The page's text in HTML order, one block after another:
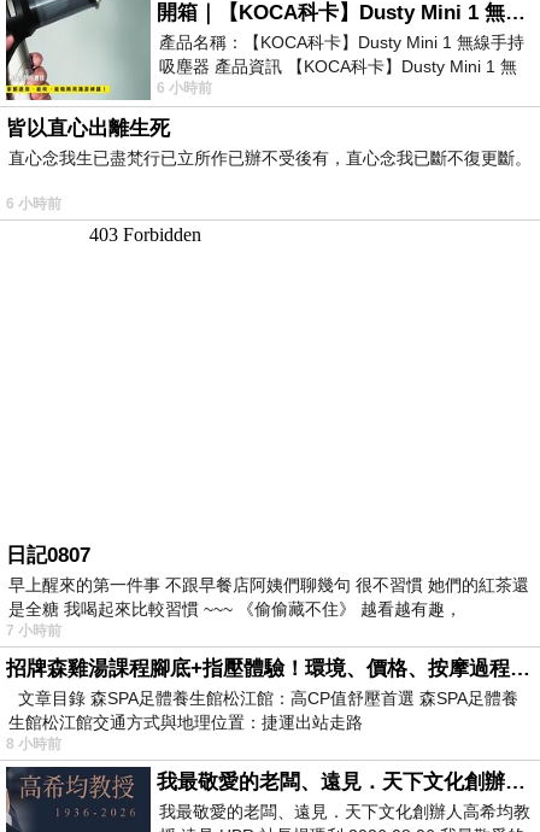
開箱｜【KOCA科卡】Dusty Mini 1 無線手持吸塵器
產品名稱：【KOCA科卡】Dusty Mini 1 無線手持
吸塵器 產品資訊 【KOCA科卡】Dusty Mini 1 無
線手持吸塵器評語： 能吸、能吹兼具兩
6 小時前
皆以直心出離生死
直心念我生已盡梵行已立所作已辦不受後有，直心念我已斷不復更斷。
6 小時前
日記0807
早上醒來的第一件事 不跟早餐店阿姨們聊幾句 很不習慣 她們的紅茶還
是全糖 我喝起來比較習慣 ~~~ 《偷偷藏不住》 越看越有趣，
7 小時前
招牌森雞湯課程腳底+指壓體驗！環境、價格、按摩過程全紀錄，森SPA足體養生館松江館最新價格表
文章目錄 森SPA足體養生館松江館：高CP值舒壓首選 森SPA足體養
生館松江館交通方式與地理位置：捷運出站走路
8 小時前
我最敬愛的老闆、遠見．天下文化創辦人高希均教授
我最敬愛的老闆、遠見．天下文化創辦人高希均教